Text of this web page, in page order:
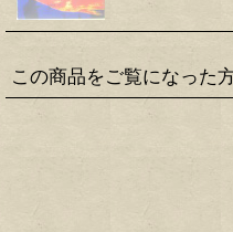
この商品をご覧になった